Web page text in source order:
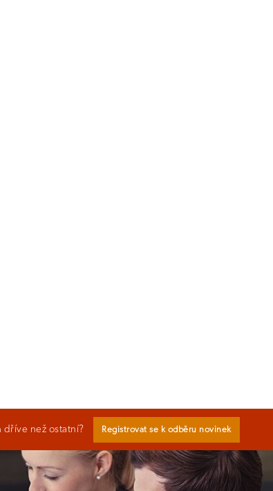
než ostatní? Registrovat se k odběru novinek